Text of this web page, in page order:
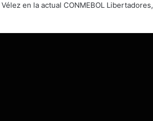
en la actual CONMEBOL Libertadores,